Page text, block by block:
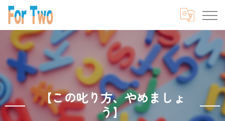
【この叱り方、やめましょ
う】⁡